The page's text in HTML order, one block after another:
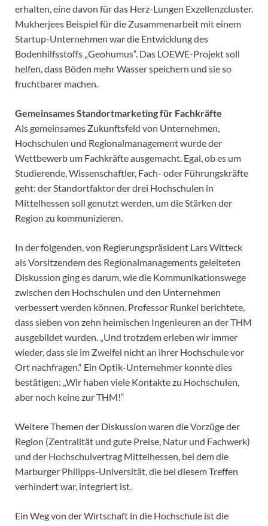
erhalten, eine davon für das Herz-Lungen Exzellenzcluster.
Mukherjees Beispiel für die Zusammenarbeit mit einem
Startup-Unternehmen war die Entwicklung des
Bodenhilfsstoffs „Geohumus“. Das LOEWE-Projekt soll
helfen, dass Böden mehr Wasser speichern und sie so
fruchtbarer machen.
Gemeinsames Standortmarketing für Fachkräfte
Als gemeinsames Zukunftsfeld von Unternehmen,
Hochschulen und Regionalmanagement wurde der
Wettbewerb um Fachkräfte ausgemacht. Egal, ob es um
Studierende, Wissenschaftler, Fach- oder Führungskräfte
geht: der Standortfaktor der drei Hochschulen in
Mittelhessen soll genutzt werden, um die Stärken der
Region zu kommunizieren.
In der folgenden, von Regierungspräsident Lars Witteck
als Vorsitzendem des Regionalmanagements geleiteten
Diskussion ging es darum, wie die Kommunikationswege
zwischen den Hochschulen und den Unternehmen
verbessert werden können. Professor Runkel berichtete,
dass sieben von zehn heimischen Ingenieuren an der THM
ausgebildet wurden. „Und trotzdem erleben wir immer
wieder, dass sie im Zweifel nicht an ihrer Hochschule vor
Ort nachfragen.“ Ein Optik-Unternehmer konnte dies
bestätigen: „Wir haben viele Kontakte zu Hochschulen,
aber noch keine zur THM!“
Weitere Themen der Diskussion waren die Vorzüge der
Region (Zentralität und gute Preise, Natur und Fachwerk)
und der Hochschulvertrag Mittelhessen, bei dem die
Marburger Philipps-Universität, die bei diesem Treffen
verhindert war, integriert ist.
Ein Weg von der Wirtschaft in die Hochschule ist die